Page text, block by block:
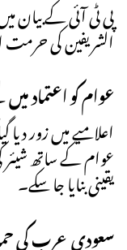
پی ٹی آئی کے بیان
الشریفین کی
عوام کو اعتماد
اعلامیے میں زور
عوام کے ساتھ شیئر
یقینی بنایا جا سکے۔
سعودی عرب کی